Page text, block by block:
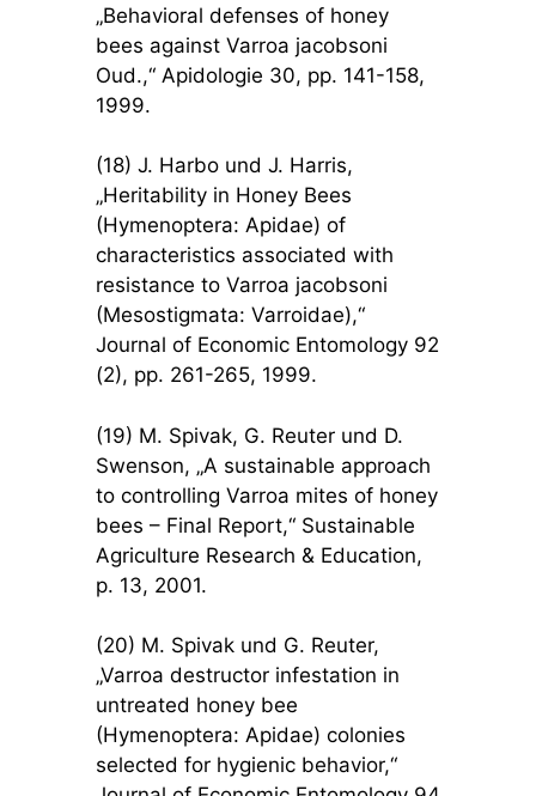
„Behavioral defenses of honey
bees against Varroa jacobsoni
Oud.,“ Apidologie 30, pp. 141-158,
1999.
(18) J. Harbo und J. Harris,
„Heritability in Honey Bees
(Hymenoptera: Apidae) of
characteristics associated with
resistance to Varroa jacobsoni
(Mesostigmata: Varroidae),“
Journal of Economic Entomology 92
(2), pp. 261-265, 1999.
(19) M. Spivak, G. Reuter und D.
Swenson, „A sustainable approach
to controlling Varroa mites of honey
bees – Final Report,“ Sustainable
Agriculture Research & Education,
p. 13, 2001.
(20) M. Spivak und G. Reuter,
„Varroa destructor infestation in
untreated honey bee
(Hymenoptera: Apidae) colonies
selected for hygienic behavior,“